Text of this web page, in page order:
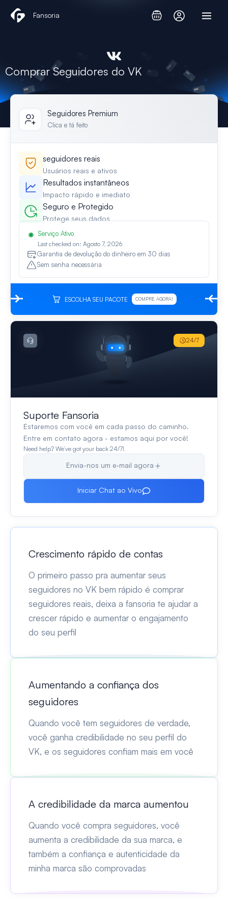
Fansoria
Comprar Seguidores do VK
Seguidores Premium
Clica e tá feito
seguidores reais
Usuários reais e ativos
Resultados instantâneos
Impacto rápido e imediato
Seguro e Protegido
Protege seus dados
Serviço Ativo
Last checked on: Agosto 7, 2026
Garantia de devolução do dinheiro em 30 dias
Sem senha necessária
ESCOLHA SEU PACOTE COMPRE AGORA!
Suporte Fansoria
Estaremos com você em cada passo do caminho.
Entre em contato agora - estamos aqui por você!
Need help? We’ve got your back 24/7!
Envia-nos um e‑mail agora
Iniciar Chat ao Vivo
24/7
Crescimento rápido de contas
O primeiro passo pra aumentar seus
seguidores no VK bem rápido é comprar
seguidores reais, deixa a fansoria te ajudar a
crescer rápido e aumentar o engajamento
do seu perfil
Aumentando a confiança dos
seguidores
Quando você tem seguidores de verdade,
você ganha credibilidade no seu perfil do
VK, e os seguidores confiam mais em você
A credibilidade da marca aumentou
Quando você compra seguidores, você
aumenta a credibilidade da sua marca, e
também a confiança e autenticidade da
minha marca são comprovadas